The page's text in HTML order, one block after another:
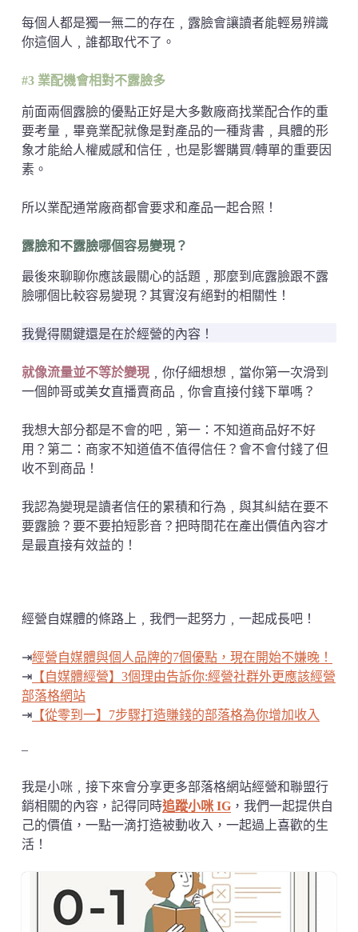
每個人都是獨一無二的存在﹐露臉會讓讀者能輕易辨識
你這個人﹐誰都取代不了。
#3 業配機會相對不露臉多
前面兩個露臉的優點正好是大多數廠商找業配合作的重
要考量﹐畢竟業配就像是對產品的一種背書﹐具體的形
象才能給人權威感和信任﹐也是影響購買/轉單的重要因
素。
所以業配通常廠商都會要求和產品一起合照！
露臉和不露臉哪個容易變現？
最後來聊聊你應該最關心的話題﹐那麼到底露臉跟不露
臉哪個比較容易變現？其實沒有絕對的相關性！
我覺得關鍵還是在於經營的內容！
就像流量並不等於變現﹐你仔細想想﹐當你第一次滑到
一個帥哥或美女直播賣商品﹐你會直接付錢下單嗎？
我想大部分都是不會的吧﹐第一：不知道商品好不好
用？第二：商家不知道值不值得信任？會不會付錢了但
收不到商品！
我認為變現是讀者信任的累積和行為﹐與其糾結在要不
要露臉？要不要拍短影音？把時間花在產出價值內容才
是最直接有效益的！
經營自媒體的條路上﹐我們一起努力﹐一起成長吧！
⇥經營自媒體與個人品牌的7個優點，現在開始不嫌晚！
⇥【自媒體經營】3個理由告訴你:經營社群外更應該經營
部落格網站
⇥【從零到一】7步驟打造賺錢的部落格為你增加收入
–
我是小咪﹐接下來會分享更多部落格網站經營和聯盟行
銷相關的內容，記得同時追蹤小咪 IG，我們一起提供自
己的價值，一點一滴打造被動收入，一起過上喜歡的生
活！